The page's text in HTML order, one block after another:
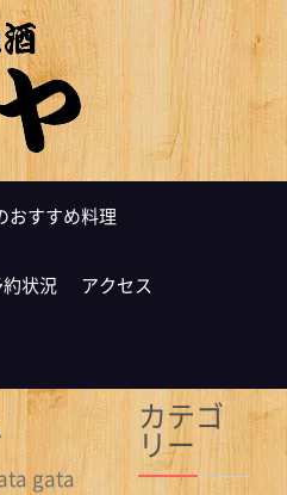
おすすめ料理
約状況 アクセス
gata
カテゴ
リー